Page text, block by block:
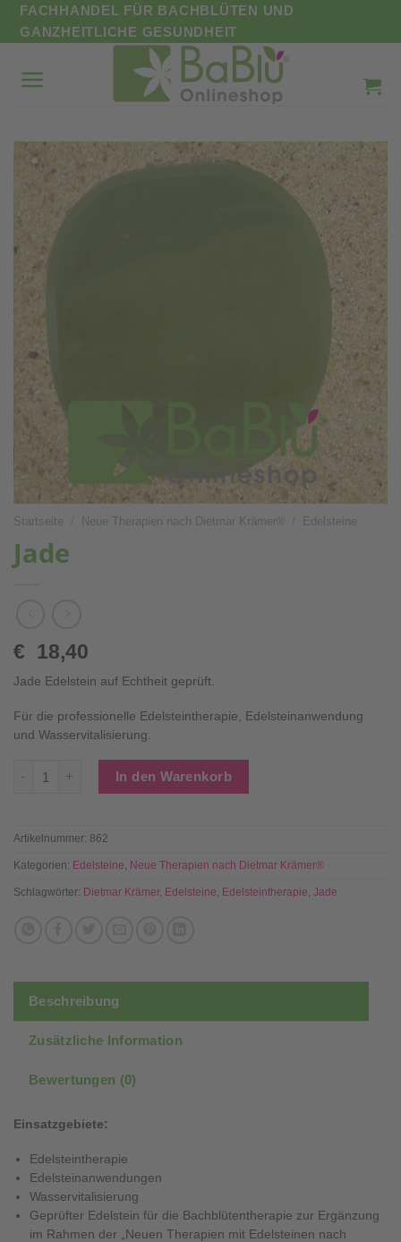
Zum
Inhalt
FACHHANDEL FÜR BACHBLÜTEN UND
GANZHEITLICHE GESUNDHEIT
Startseite Neue Therapien nach Dietmar Krämer® Edelsteine
Jade
€ 18,40
Jade Edelstein auf Echtheit geprüft.
Für die professionelle Edelsteintherapie, Edelsteinanwendung
und Wasservitalisierung.
Jade Menge In den Warenkorb
Artikelnummer: 862
Kategorien: Edelsteine, Neue Therapien nach Dietmar Krämer®
Schlagwörter: Dietmar Krämer, Edelsteine, Edelsteintherapie, Jade
Beschreibung
Zusätzliche Information
Bewertungen (0)
Einsatzgebiete:
Edelsteintherapie
Edelsteinanwendungen
Wasservitalisierung
Geprüfter Edelstein für die Bachblütentherapie zur Ergänzung
im Rahmen der „Neuen Therapien mit Edelsteinen nach